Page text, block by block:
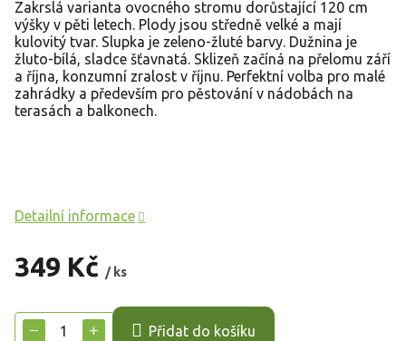
349 Kč / ks
cena:
+
− Přidat do košíku
Zakrslá varianta ovocného stromu dorůstající 120 cm
výšky v pěti letech. Plody jsou středně velké a mají
kulovitý tvar. Slupka je zeleno-žluté barvy. Dužnina je
žluto-bílá, sladce šťavnatá. Sklizeň začíná na přelomu září
a října, konzumní zralost v říjnu. Perfektní volba pro malé
zahrádky a především pro pěstování v nádobách na
terasách a balkonech.
Detailní informace